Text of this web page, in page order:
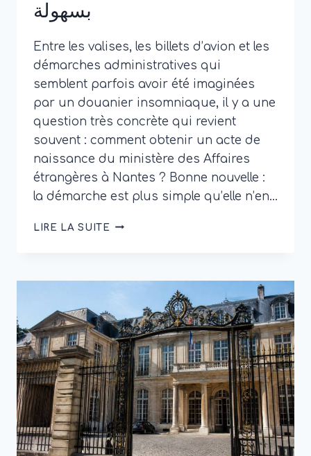
بسهولة
Entre les valises, les billets d’avion et les
démarches administratives qui
semblent parfois avoir été imaginées
par un douanier insomniaque, il y a une
question très concrète qui revient
souvent : comment obtenir un acte de
naissance du ministère des Affaires
étrangères à Nantes ? Bonne nouvelle :
la démarche est plus simple qu’elle n’en…
LIRE LA SUITE ACTE
DES
ÉTRANGÈRES
À
NANTES
:
COMMENT
L’OBTENIR
بسهولة